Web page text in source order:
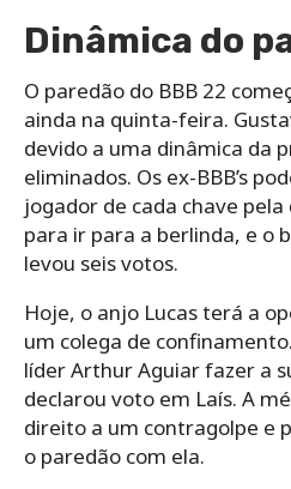
Dinâmica do
O paredão do BBB 22
ainda na quinta-feira.
devido a uma dinâmica da
eliminados. Os ex-BBB’s
jogador de cada chave
para ir para a berlinda, e o
levou seis votos.
Hoje, o anjo Lucas terá a
um colega de
líder Arthur Aguiar fazer a
declarou voto em Laís. A
direito a um contragolpe e
o paredão com ela.